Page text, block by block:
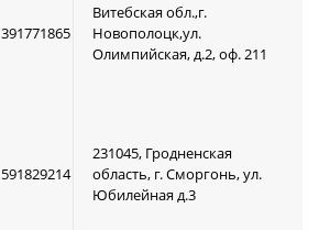
391771865
Витебская обл.,г.
Новополоцк,ул.
Олимпийская, д.2, оф. 211
591829214
231045, Гродненская
область, г. Сморгонь, ул.
Юбилейная д.3